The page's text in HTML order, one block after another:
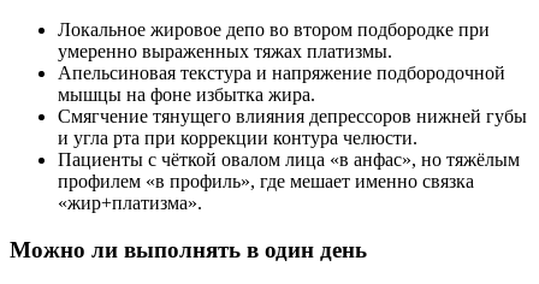
Локальное жировое депо во втором подбородке при
умеренно выраженных тяжах платизмы.
Апельсиновая текстура и напряжение подбородочной
мышцы на фоне избытка жира.
Смягчение тянущего влияния депрессоров нижней губы
и угла рта при коррекции контура челюсти.
Пациенты с чёткой овалом лица «в анфас», но тяжёлым
профилем «в профиль», где мешает именно связка
«жир+платизма».
Можно ли выполнять в один день